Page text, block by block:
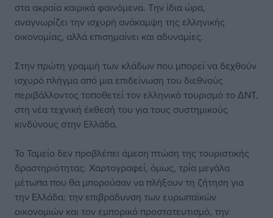
στα ακραία καιρικά φαινόμενα. Την ίδια ώρα,
αναγνωρίζει την ισχυρή ανάκαμψη της ελληνικής
οικονομίας, αλλά επισημαίνει και αδυναμίες.
Στην πρώτη γραμμή των κλάδων που μπορεί να δεχθούν
ισχυρό πλήγμα από μια επιδείνωση του διεθνούς
περιβάλλοντος τοποθετεί τον ελληνικό τουρισμό το ΔΝΤ,
στη νέα τεχνική έκθεσή του για τους συστημικούς
κινδύνους στην Ελλάδα.
Το Ταμείο δεν προβλέπει άμεση πτώση της τουριστικής
δραστηριότητας. Χαρτογραφεί, όμως, τρία μεγάλα
μέτωπα που θα μπορούσαν να πλήξουν τη ζήτηση για
την Ελλάδα: την επιβράδυνση των ευρωπαϊκών
οικονομιών και τον εμπορικό προστατευτισμό, την